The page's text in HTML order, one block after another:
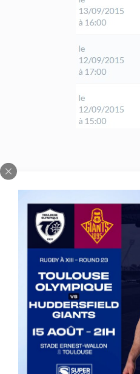
Partagez votre amour
ARTICLEPRÉCÉDENT
Programme du
septembre 2015
Publications similaires